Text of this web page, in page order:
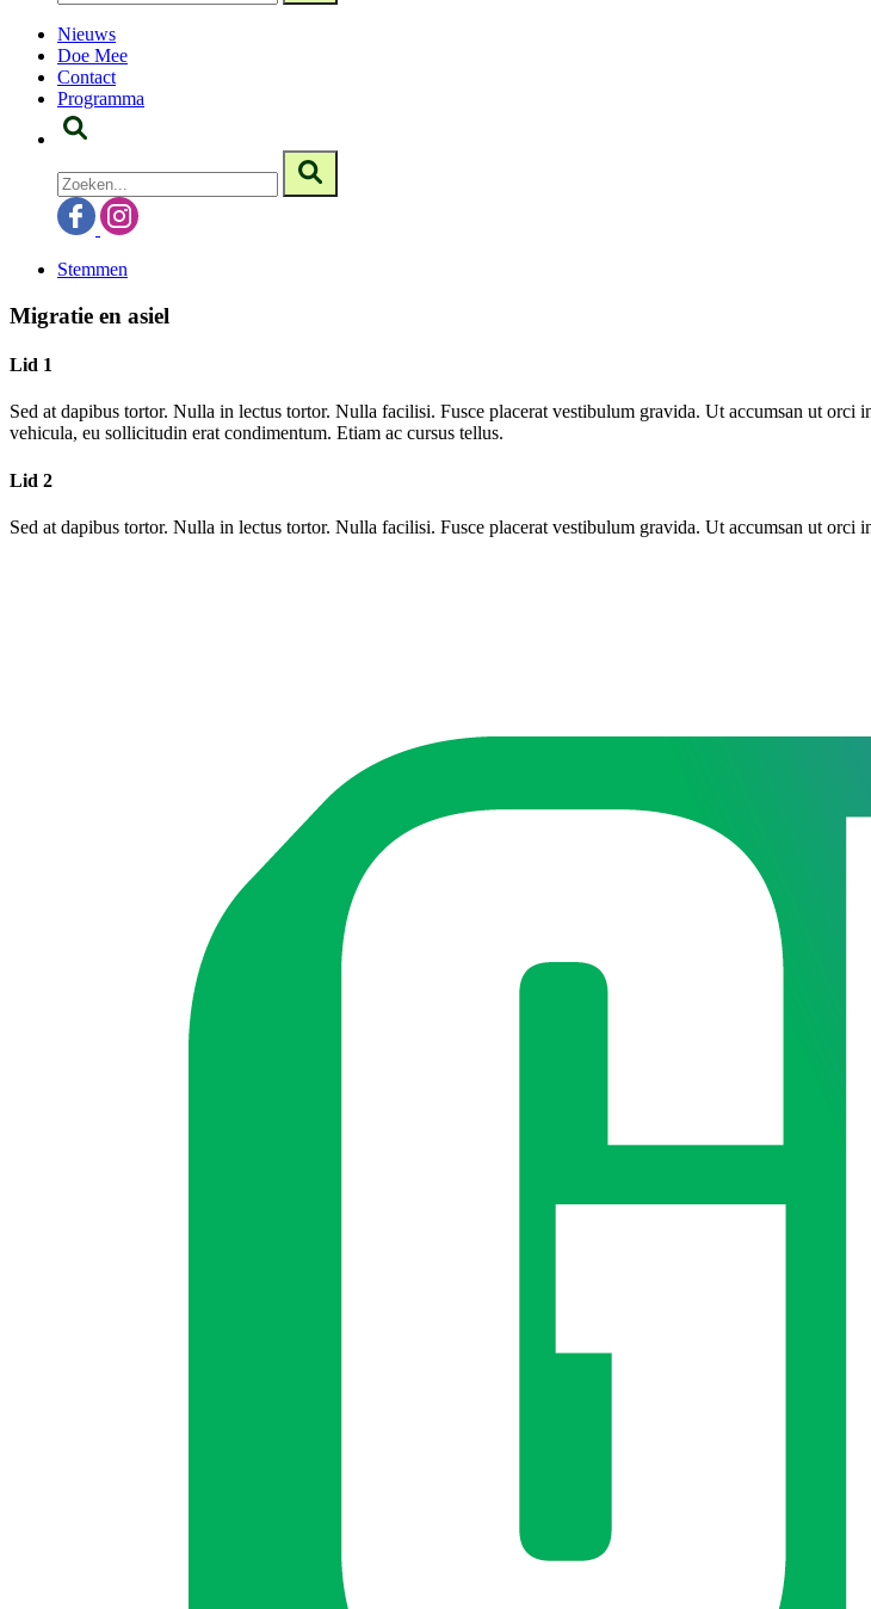
Nieuws
Doe Mee
Contact
Programma
Stemmen
Migratie en asiel
Lid 1
Sed at dapibus tortor. Nulla in lectus tortor. Nulla facilisi. Fusce placerat vestibulum gravida. Ut accumsan ut
vehicula, eu sollicitudin erat condimentum. Etiam ac cursus tellus.
Lid 2
Sed at dapibus tortor. Nulla in lectus tortor. Nulla facilisi. Fusce placerat vestibulum gravida. Ut accumsan ut orci